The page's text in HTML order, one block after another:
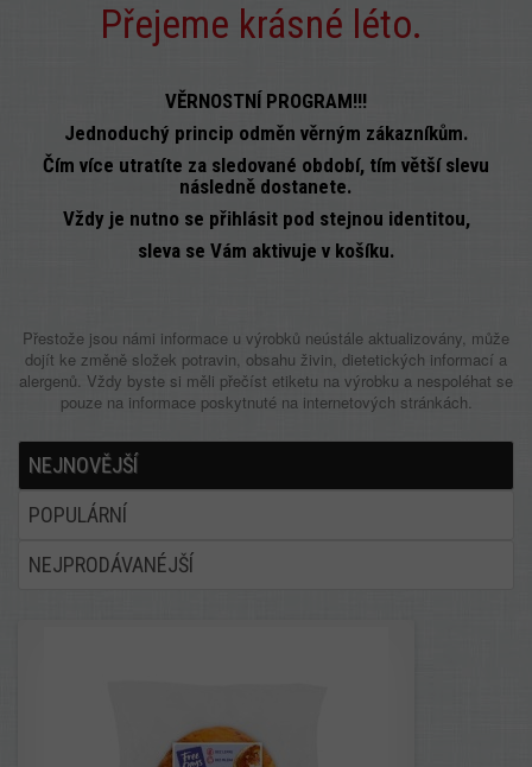
Přejeme krásné léto.
VĚRNOSTNÍ PROGRAM!!!
Jednoduchý princip odměn věrným zákazníkům.
Čím více utratíte za sledované období, tím větší slevu
následně dostanete.
Vždy je nutno se přihlásit pod stejnou identitou,
sleva se Vám aktivuje v košíku.
Přestože jsou námi informace u výrobků neústále aktualizovány, může
dojít ke změně složek potravin, obsahu živin, dietetických informací a
alergenů. Vždy byste si měli přečíst etiketu na výrobku a nespoléhat se
pouze na informace poskytnuté na internetových stránkách.
NEJNOVĚJŠÍ
POPULÁRNÍ
NEJPRODÁVANÉJŠÍ